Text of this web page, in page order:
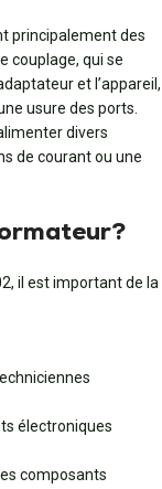
principalement des
couplage, qui se
et l’appareil,
usure des ports.
divers
de courant ou une
il est important de la
électroniques
composants